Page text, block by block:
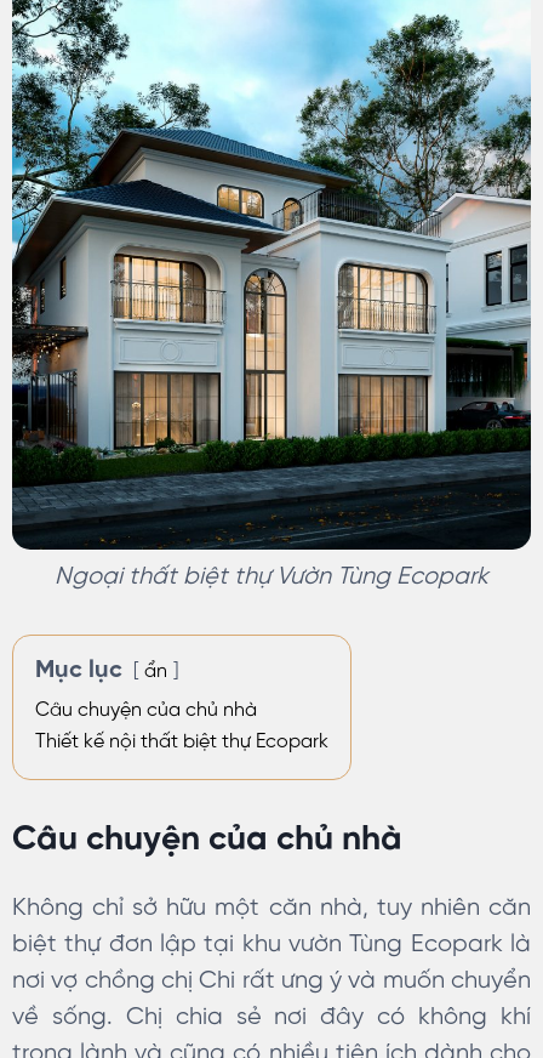
Ngoại thất biệt thự Vườn Tùng Ecopark
Mục lục
ẩn
Câu chuyện của chủ nhà
Thiết kế nội thất biệt thự Ecopark
Câu chuyện của chủ nhà
Không chỉ sở hữu một căn nhà, tuy nhiên căn
biệt thự đơn lập tại khu vườn Tùng Ecopark là
nơi vợ chồng chị Chi rất ưng ý và muốn chuyển
về sống. Chị chia sẻ nơi đây có không khí